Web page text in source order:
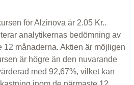
för Alzinova är 2.05 Kr..
analytikernas bedömning av
12 månaderna. Aktien är möjligen
är högre än den nuvarande
med 92,67%, vilket kan